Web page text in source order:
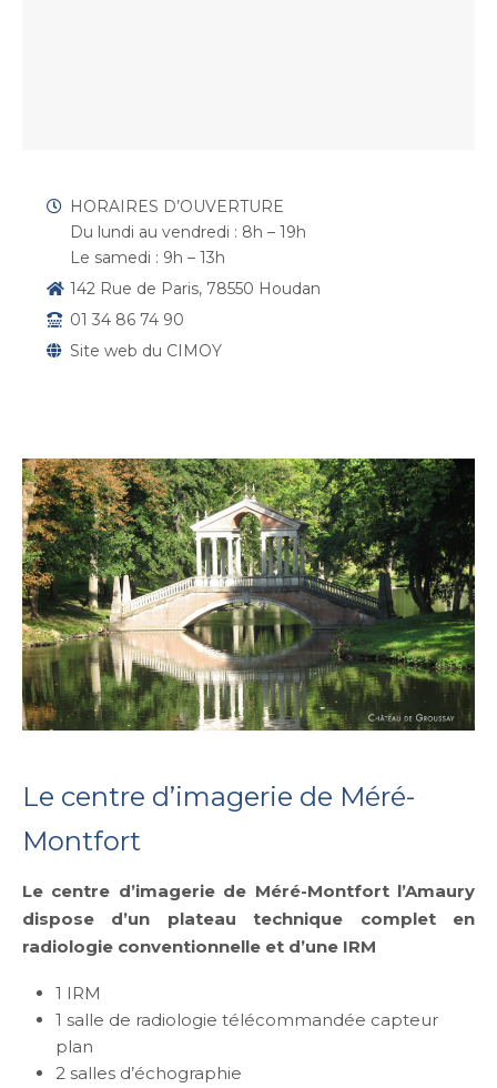
HORAIRES D’OUVERTURE
Du lundi au vendredi : 8h – 19h
Le samedi : 9h – 13h
142 Rue de Paris, 78550 Houdan
01 34 86 74 90
Site web du CIMOY
Le centre d’imagerie de Méré-
Montfort
Le centre d’imagerie de Méré-Montfort l’Amaury
dispose d’un plateau technique complet en
radiologie conventionnelle et d’une IRM
1 IRM
1 salle de radiologie télécommandée capteur
plan
2 salles d’échographie